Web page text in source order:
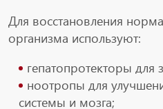
Для восстановления
организма используют:
гепатопротекторы для
ноотропы для
системы и мозга;